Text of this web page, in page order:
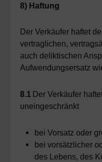
8) Haftung
Der Verkäufer haftet
vertraglichen,
auch deliktischen
Aufwendungsersatz
8.1 Der Verkäufer
uneingeschränkt
bei Vorsatz oder
bei vorsätzlicher
des Lebens, des